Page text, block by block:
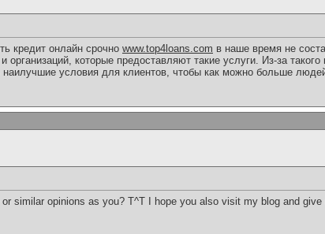
кредит онлайн срочно www.top4loans.com в наше время не
организаций, которые предоставляют такие услуги. Из-за
наилучшие условия для клиентов, чтобы как можно больше
similar opinions as you? T^T I hope you also visit my blog and give